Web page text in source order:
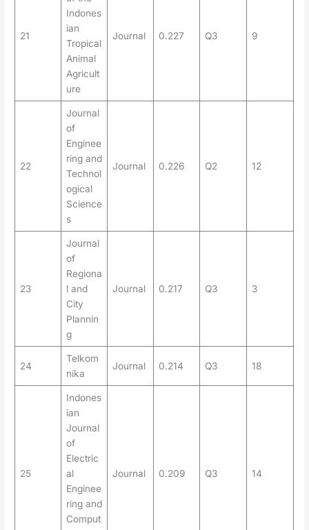
21
Indones
ian
Tropical
Animal
Agricult
ure
Journal 0.227 Q3 9
22
Journal
of
Enginee
ring and
Technol
ogical
Science
s
Journal 0.226 Q2 12
23
Journal
of
Regiona
l and
City
Plannin
g
Journal 0.217 Q3 3
24
Telkom
nika
Journal 0.214 Q3 18
25
Indones
ian
Journal
of
Electric
al
Enginee
ring and
Comput
Journal 0.209 Q3 14